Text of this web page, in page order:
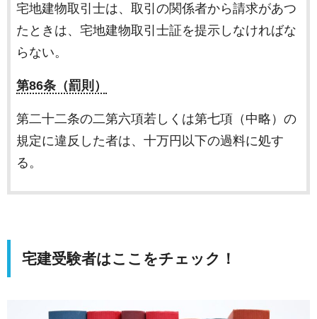
宅地建物取引士は、取引の関係者から請求があつ
たときは、宅地建物取引士証を提示しなければな
らない。
第86条（罰則）
第二十二条の二第六項若しくは第七項（中略）の
規定に違反した者は、十万円以下の過料に処す
る。
宅建受験者はここをチェック！